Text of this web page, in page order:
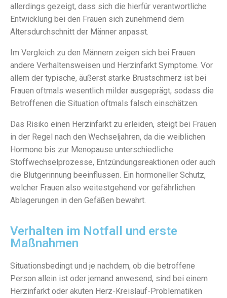
allerdings gezeigt, dass sich die hierfür verantwortliche
Entwicklung bei den Frauen sich zunehmend dem
Altersdurchschnitt der Männer anpasst.
Im Vergleich zu den Männern zeigen sich bei Frauen
andere Verhaltensweisen und Herzinfarkt Symptome. Vor
allem der typische, äußerst starke Brustschmerz ist bei
Frauen oftmals wesentlich milder ausgeprägt, sodass die
Betroffenen die Situation oftmals falsch einschätzen.
Das Risiko einen Herzinfarkt zu erleiden, steigt bei Frauen
in der Regel nach den Wechseljahren, da die weiblichen
Hormone bis zur Menopause unterschiedliche
Stoffwechselprozesse, Entzündungsreaktionen oder auch
die Blutgerinnung beeinflussen. Ein hormoneller Schutz,
welcher Frauen also weitestgehend vor gefährlichen
Ablagerungen in den Gefäßen bewahrt.
Verhalten im Notfall und erste
Maßnahmen
Situationsbedingt und je nachdem, ob die betroffene
Person allein ist oder jemand anwesend, sind bei einem
Herzinfarkt oder akuten Herz-Kreislauf-Problematiken